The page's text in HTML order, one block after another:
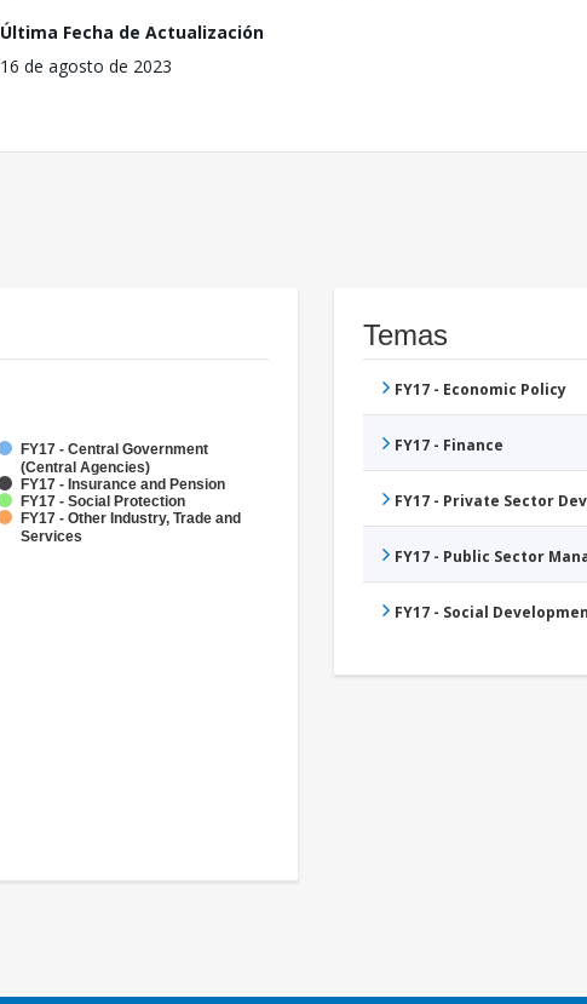
Última Fecha de Actualización
16 de agosto de 2023
FY17 - Central Government
(Central Agencies)
FY17 - Insurance and Pension
FY17 - Social Protection
FY17 - Other Industry, Trade and
Services
Temas
FY17 - Economic Policy
FY17 - Finance
FY17 - Private Sector
FY17 - Public Sector
FY17 - Social